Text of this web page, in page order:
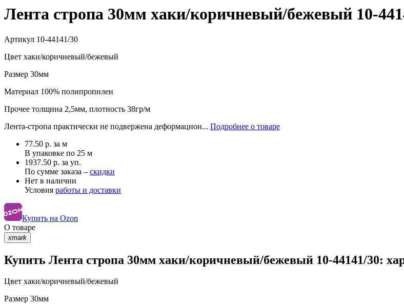
Лента стропа 30мм хаки/коричневый/бежевый 10-
Артикул 10-44141/30
Цвет хаки/коричневый/бежевый
Размер 30мм
Материал 100% полипропилен
Прочее толщина 2,5мм, плотность 38гр/м
Лента-стропа практически не подвержена деформацион... Подробнее о товаре
77.50 р. за м
В упаковке по 25 м
1937.50 р. за уп.
По сумме заказа – скидки
Нет в наличии
Условия работы и доставки
Купить на Ozon
О товаре
xmark
Купить Лента стропа 30мм хаки/коричневый/бежевый 10-44141/30:
Цвет хаки/коричневый/бежевый
Размер 30мм